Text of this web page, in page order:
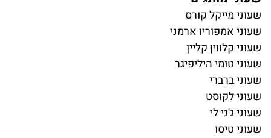
שעוני מייקל קורס
שעוני אמפוריו ארמני
שעוני קלווין קליין
שעוני טומי היליפיגר
שעוני ברברי
שעוני לקוסט
שעוני ג'ני לי
שעוני טיסו